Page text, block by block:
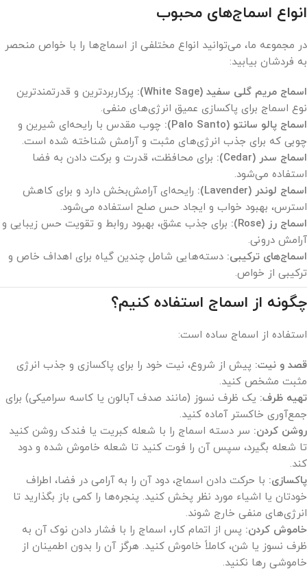
انواع اسماج‌های محبوب
در مجموعه ما، می‌توانید انواع مختلفی از اسماج‌ها را با خواص منحصر
به فردشان بیابید:
اسماج مریم گلی سفید (White Sage):
پرکاربردترین و قدرتمندترین
نوع اسماج برای پاکسازی عمیق انرژی‌های منفی.
اسماج پالو سانتو (Palo Santo):
چوب مقدس با رایحه‌ای شیرین و
چوبی که برای جذب انرژی‌های مثبت و آرامش شناخته شده است.
اسماج سدر (Cedar):
برای محافظت، قدرت و برکت دادن به فضا
استفاده می‌شود.
اسماج لوندر (Lavender):
رایحه‌ای آرامش‌بخش دارد و برای کاهش
استرس، بهبود خواب و ایجاد حس صلح استفاده می‌شود.
اسماج رز (Rose):
برای جذب عشق، بهبود روابط و تقویت حس زیبایی و
آرامش درونی.
اسماج‌های ترکیبی: دسته‌هایی شامل چندین گیاه برای اهداف خاص و
ترکیبی از خواص.
چگونه از اسماج استفاده کنیم؟
استفاده از اسماج ساده است:
قصد و نیت: پیش از شروع، نیت خود را برای پاکسازی و جذب انرژی
مثبت مشخص کنید.
تهیه ظرف: یک ظرف نسوز (مانند صدف آبالون یا کاسه سرامیکی) برای
جمع‌آوری خاکستر آماده کنید.
روشن کردن: سر دسته اسماج را با شعله کبریت یا فندک روشن کنید
تا شعله بگیرد، سپس آن را فوت کنید تا شعله خاموش شده و دود
کند.
پاکسازی: با حرکت دادن اسماج، دود آن را به آرامی در فضا، اطراف
خودتان یا اشیاء مورد نظر پخش کنید. پنجره‌ها را کمی باز بگذارید تا
انرژی‌های منفی خارج شوند.
خاموش کردن: پس از اتمام کار، اسماج را با فشار دادن نوک آن به
ظرف نسوز یا شن، کاملاً خاموش کنید. هرگز آن را بدون اطمینان از
خاموشی رها نکنید.